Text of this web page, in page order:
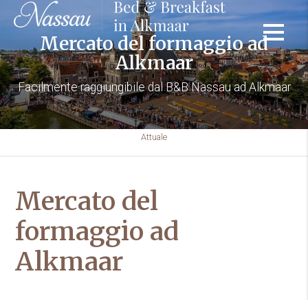
Mercato del formaggio ad
Alkmaar
Facilmente raggiungibile dal B&B Nassau ad Alkmaar
Attuale
Mercato del
formaggio ad
Alkmaar